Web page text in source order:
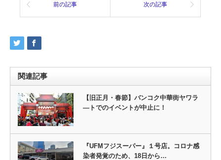
前の記事 次の記事
関連記事
【旧正月・春節】バンコク中華街ヤワラ
―トでのイベントが中止に！
『UFMフジスーパー』１号店。コロナ感
染者発覚のため、18日から…